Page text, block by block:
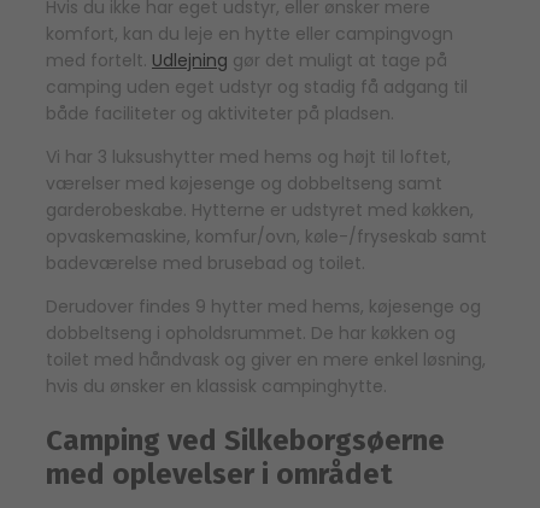
Hvis du ikke har eget udstyr, eller ønsker mere
komfort, kan du leje en hytte eller campingvogn
med fortelt. Udlejning gør det muligt at tage på
camping uden eget udstyr og stadig få adgang til
både faciliteter og aktiviteter på pladsen.
Vi har 3 luksushytter med hems og højt til loftet,
værelser med køjesenge og dobbeltseng samt
garderobeskabe. Hytterne er udstyret med køkken,
opvaskemaskine, komfur/ovn, køle-/fryseskab samt
badeværelse med brusebad og toilet.
Derudover findes 9 hytter med hems, køjesenge og
dobbeltseng i opholdsrummet. De har køkken og
toilet med håndvask og giver en mere enkel løsning,
hvis du ønsker en klassisk campinghytte.
Camping ved Silkeborgsøerne
med oplevelser i området